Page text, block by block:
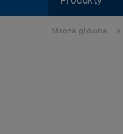
Strona główna »